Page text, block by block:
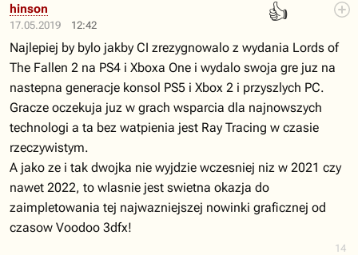
17.05.2019 12:42
👍
14
hinson
Najlepiej by bylo jakby CI zrezygnowalo z wydania Lords of
The Fallen 2 na PS4 i Xboxa One i wydalo swoja gre juz na
nastepna generacje konsol PS5 i Xbox 2 i przyszlych PC.
Gracze oczekuja juz w grach wsparcia dla najnowszych
technologi a ta bez watpienia jest Ray Tracing w czasie
rzeczywistym.
A jako ze i tak dwojka nie wyjdzie wczesniej niz w 2021 czy
nawet 2022, to wlasnie jest swietna okazja do
zaimpletowania tej najwazniejszej nowinki graficznej od
czasow Voodoo 3dfx!